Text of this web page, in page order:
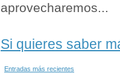
aprovecharemos...
Si quieres saber
Entradas más recientes